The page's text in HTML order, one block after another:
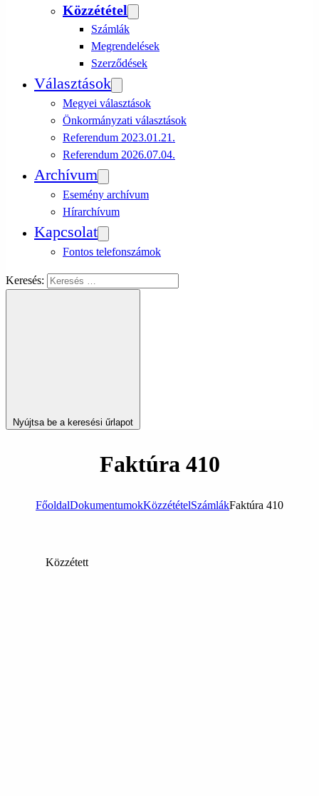
Közzététel
Számlák
Megrendelések
Szerződések
Választások
Megyei választások
Önkormányzati választások
Referendum 2023.01.21.
Referendum 2026.07.04.
Archívum
Esemény archívum
Hírarchívum
Kapcsolat
Fontos telefonszámok
Keresés:
Nyújtsa be a keresési űrlapot
Faktúra 410
FőoldalDokumentumokKözzétételSzámlákFaktúra 410
Közzétett